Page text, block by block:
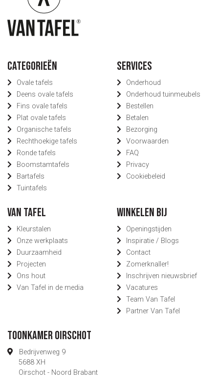
Categorieën
Ovale tafels
Deens ovale tafels
Fins ovale tafels
Plat ovale tafels
Organische tafels
Rechthoekige tafels
Ronde tafels
Boomstamtafels
Bartafels
Tuintafels
Services
Onderhoud
Onderhoud tuinmeubels
Bestellen
Betalen
Bezorging
Voorwaarden
FAQ
Privacy
Cookiebeleid
Van Tafel
Kleurstalen
Onze werkplaats
Duurzaamheid
Projecten
Ons hout
Van Tafel in de media
Winkelen bij
Openingstijden
Inspiratie / Blogs
Contact
Zomerknaller!
Inschrijven nieuwsbrief
Vacatures
Team Van Tafel
Partner Van Tafel
Toonkamer Oirschot
Bedrijvenweg 9
5688 XH
Oirschot - Noord Brabant